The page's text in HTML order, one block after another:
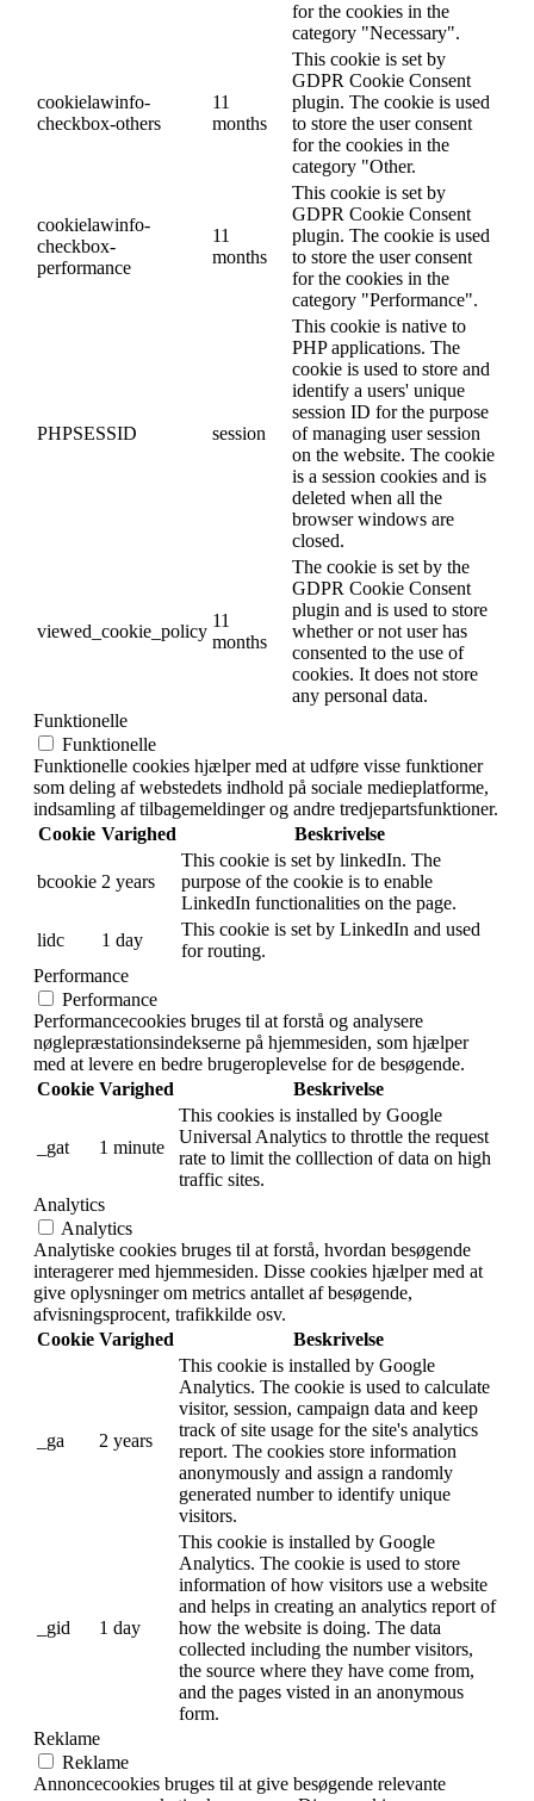
Beskrivelse
cookielawinfo-
checkbox-
1 year
The cookie is set by
GDPR cookie consent to
record the user consent for
the cookies in the category
"Advertisement".
cookielawinfo-
checkbox-analytics
11
months
This cookie is set by
GDPR Cookie Consent
plugin. The cookie is used
to store the user consent
for the cookies in the
category "Analytics".
The cookie is set by
GDPR cookie consent to
record the user consent for
the cookies in the category
"Functional".
This cookie is set by
GDPR Cookie Consent
plugin. The cookies is used
to store the user consent
for the cookies in the
category "Necessary".
checkbox-others
11
months
This cookie is set by
GDPR Cookie Consent
plugin. The cookie is used
to store the user consent
for the cookies in the
category "Other.
cookielawinfo-
checkbox-
performance
months
This cookie is set by
to store the user consent
for the cookies in the
category "Performance".
PHPSESSID session
This cookie is native to
PHP applications. The
cookie is used to store and
identify a users' unique
session ID for the purpose
of managing user session
browser windows are
closed.
viewed_cookie_policy
11
months
The cookie is set by the
GDPR Cookie Consent
plugin and is used to store
whether or not user has
consented to the use of
Funktionelle
Funktionelle
Funktionelle cookies hjælper med at udføre visse funktioner
som deling af webstedets indhold på sociale medieplatforme,
indsamling af tilbagemeldinger og andre tredjepartsfunktioner.
Cookie Varighed Beskrivelse
This cookie is set by linkedIn. The
purpose of the cookie is to enable
LinkedIn functionalities on the page.
lidc
1 day
This cookie is set by LinkedIn and used
for routing.
Performancecookies bruges til at forstå og analysere
nøglepræstationsindekserne på hjemmesiden, som hjælper
med at levere en bedre brugeroplevelse for de besøgende.
Beskrivelse
This cookies is installed by Google
Universal Analytics to throttle the request
rate to limit the colllection of data on high
traffic sites.
Analytics
Analytiske cookies bruges til at forstå, hvordan besøgende
interagerer med hjemmesiden. Disse cookies hjælper med at